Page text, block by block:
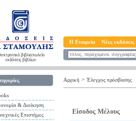
βιβλιοπωλείο
εκδόσεις βιβλίων
Η Εταιρεία Νέες εκδόσεις
& Διοίκηση
Επιστήμες
Αρχική > Έλεγχος πρόσβασης
Είσοδος Μέλους